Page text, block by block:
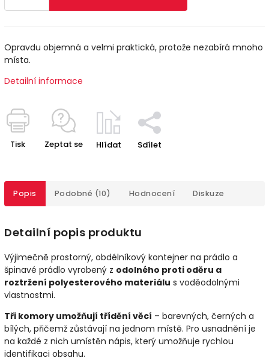
Opravdu objemná a velmi praktická, protože nezabírá mnoho
místa.
Detailní informace
Tisk Zeptat se Hlídat Sdílet
Popis Podobné (10) Hodnocení Diskuze
Detailní popis produktu
Výjimečně prostorný, obdélníkový kontejner na prádlo a
špinavé prádlo vyrobený z odolného proti oděru a
roztržení polyesterového materiálu s voděodolnými
vlastnostmi.
Tři komory umožňují třídění věcí – barevných, černých a
bílých, přičemž zůstávají na jednom místě. Pro usnadnění je
na každé z nich umístěn nápis, který umožňuje rychlou
identifikaci obsahu.